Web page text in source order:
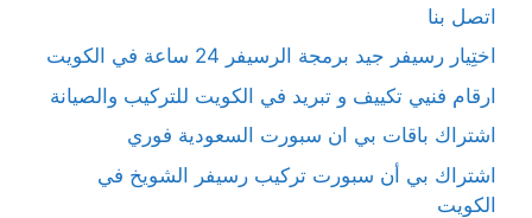
اتصل بنا
اختِيار رسيفر جيد برمجة الرسيفر 24 ساعة في الكويت
ارقام فنيي تكييف و تبريد في الكويت للتركيب والصيانة
اشتراك باقات بي ان سبورت السعودية فوري
اشتراك بي أن سبورت تركيب رسيفر الشويخ في
الكويت